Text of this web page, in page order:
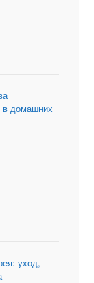
в домашних
уход,